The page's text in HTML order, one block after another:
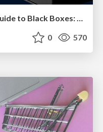
Jamie Indigo - Trashchat’s Guide to Black Boxes: Technical SEO Tactics for LLMs
0 570